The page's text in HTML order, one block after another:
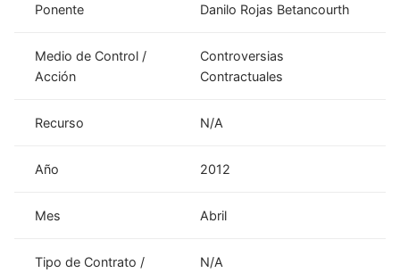
Ponente Danilo Rojas Betancourth
Medio de Control /
Acción
Controversias
Contractuales
Recurso N/A
Año 2012
Mes Abril
Tipo de Contrato /
N/A